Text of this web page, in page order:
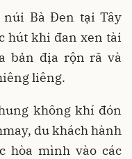
Bà Đen tại Tây
hút khi đan xen tài
bản địa rộn rã và
liêng.
không khí đón
du khách hành
hòa mình vào các